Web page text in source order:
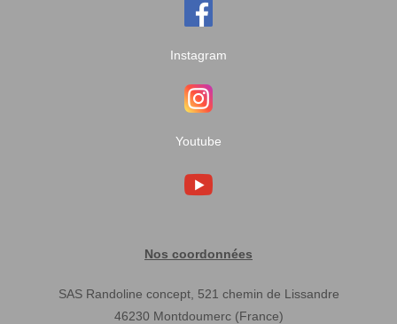
Instagram
Youtube
Nos coordonnées
SAS Randoline concept, 521 chemin de Lissandre
46230 Montdoumerc (France)